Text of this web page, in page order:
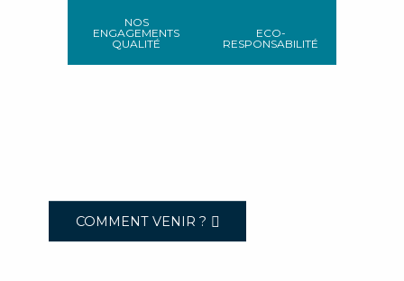
NOS
ENGAGEMENTS
QUALITÉ
ECO-
RESPONSABILITÉ
COMMENT VENIR ?